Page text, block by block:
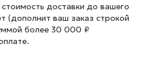
доставки до вашего
(дополнит ваш заказ строкой
более 30 000 ₽